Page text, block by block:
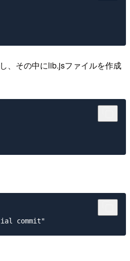
、その中にlib.jsファイルを作成